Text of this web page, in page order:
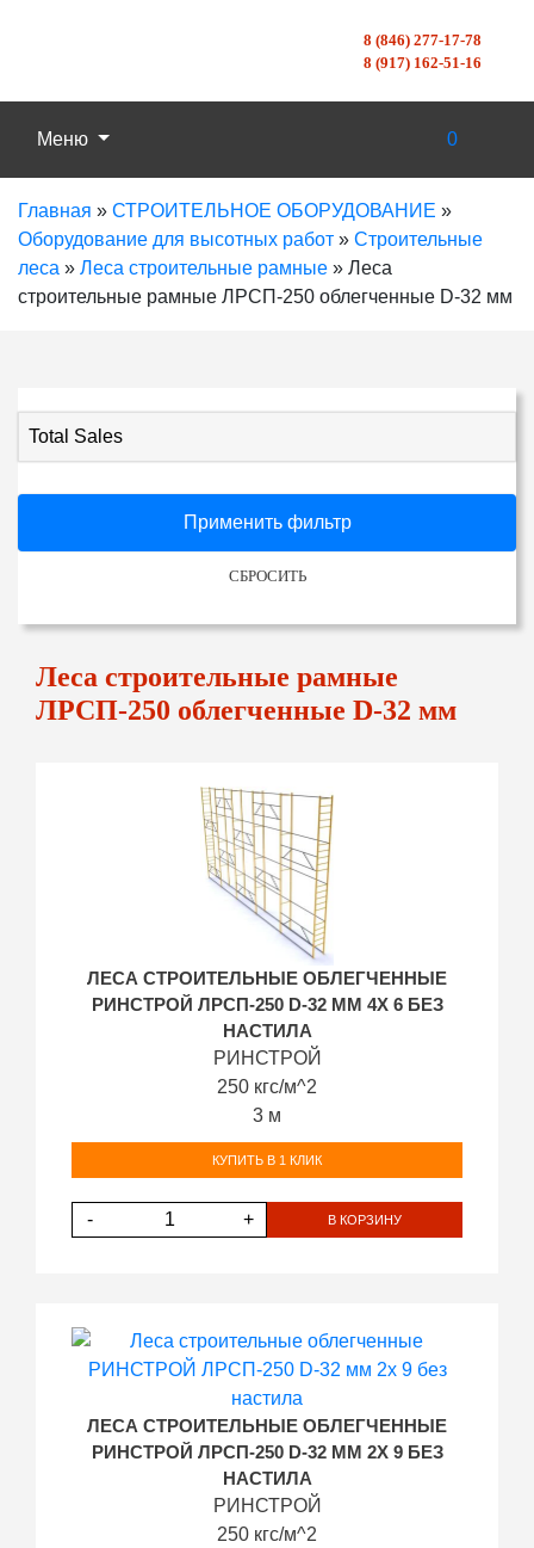
8 (846) 277-17-78
8 (917) 162-51-16
Меню 0
Главная » СТРОИТЕЛЬНОЕ ОБОРУДОВАНИЕ »
Оборудование для высотных работ » Строительные
леса » Леса строительные рамные » Леса
строительные рамные ЛРСП-250 облегченные D-32 мм
Total Sales
Применить фильтр
СБРОСИТЬ
Леса строительные рамные
ЛРСП-250 облегченные D-32 мм
ЛЕСА СТРОИТЕЛЬНЫЕ ОБЛЕГЧЕННЫЕ
РИНСТРОЙ ЛРСП-250 D-32 ММ 4Х 6 БЕЗ
НАСТИЛА
РИНСТРОЙ
250 кгс/м^2
3 м
КУПИТЬ В 1 КЛИК
- + В КОРЗИНУ
ЛЕСА СТРОИТЕЛЬНЫЕ ОБЛЕГЧЕННЫЕ
РИНСТРОЙ ЛРСП-250 D-32 ММ 2Х 9 БЕЗ
НАСТИЛА
РИНСТРОЙ
250 кгс/м^2